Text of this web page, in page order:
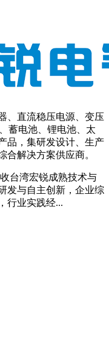
直流稳压电源、变压
蓄电池、锂电池、太
品，集研发设计、生产
合解决方案供应商。
台湾宏锐成熟技术与
发与自主创新，企业综
行业实践经...